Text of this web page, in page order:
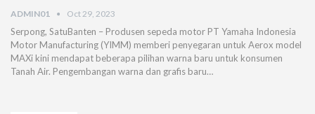
ADMIN01 Oct 29, 2023
Serpong, SatuBanten – Produsen sepeda motor PT Yamaha Indonesia
Motor Manufacturing (YIMM) memberi penyegaran untuk Aerox model
MAXi kini mendapat beberapa pilihan warna baru untuk konsumen
Tanah Air. Pengembangan warna dan grafis baru…